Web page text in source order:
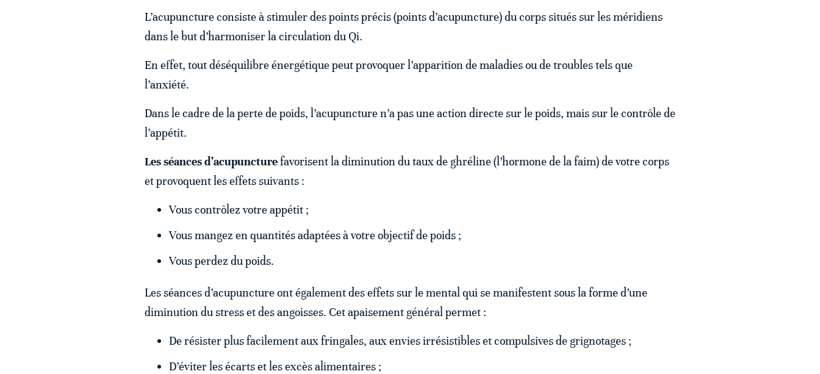
L’acupuncture consiste à stimuler des points précis (points d’acupuncture) du corps situés sur les méridiens
dans le but d’harmoniser la circulation du Qi.
En effet, tout déséquilibre énergétique peut provoquer l’apparition de maladies ou de troubles tels que
l’anxiété.
Dans le cadre de la perte de poids, l’acupuncture n’a pas une action directe sur le poids, mais sur le contrôle de
l’appétit.
Les séances d’acupuncturefavorisent la diminution du taux de ghréline (l’hormone de la faim) de votre corps
et provoquent les effets suivants :
Vous contrôlez votre appétit ;
Vous mangez en quantités adaptées à votre objectif de poids ;
Vous perdez du poids.
Les séances d’acupuncture ont également des effets sur le mental qui se manifestent sous la forme d’une
diminution du stress et des angoisses. Cet apaisement général permet :
De résister plus facilement aux fringales, aux envies irrésistibles et compulsives de grignotages ;
D’éviter les écarts et les excès alimentaires ;